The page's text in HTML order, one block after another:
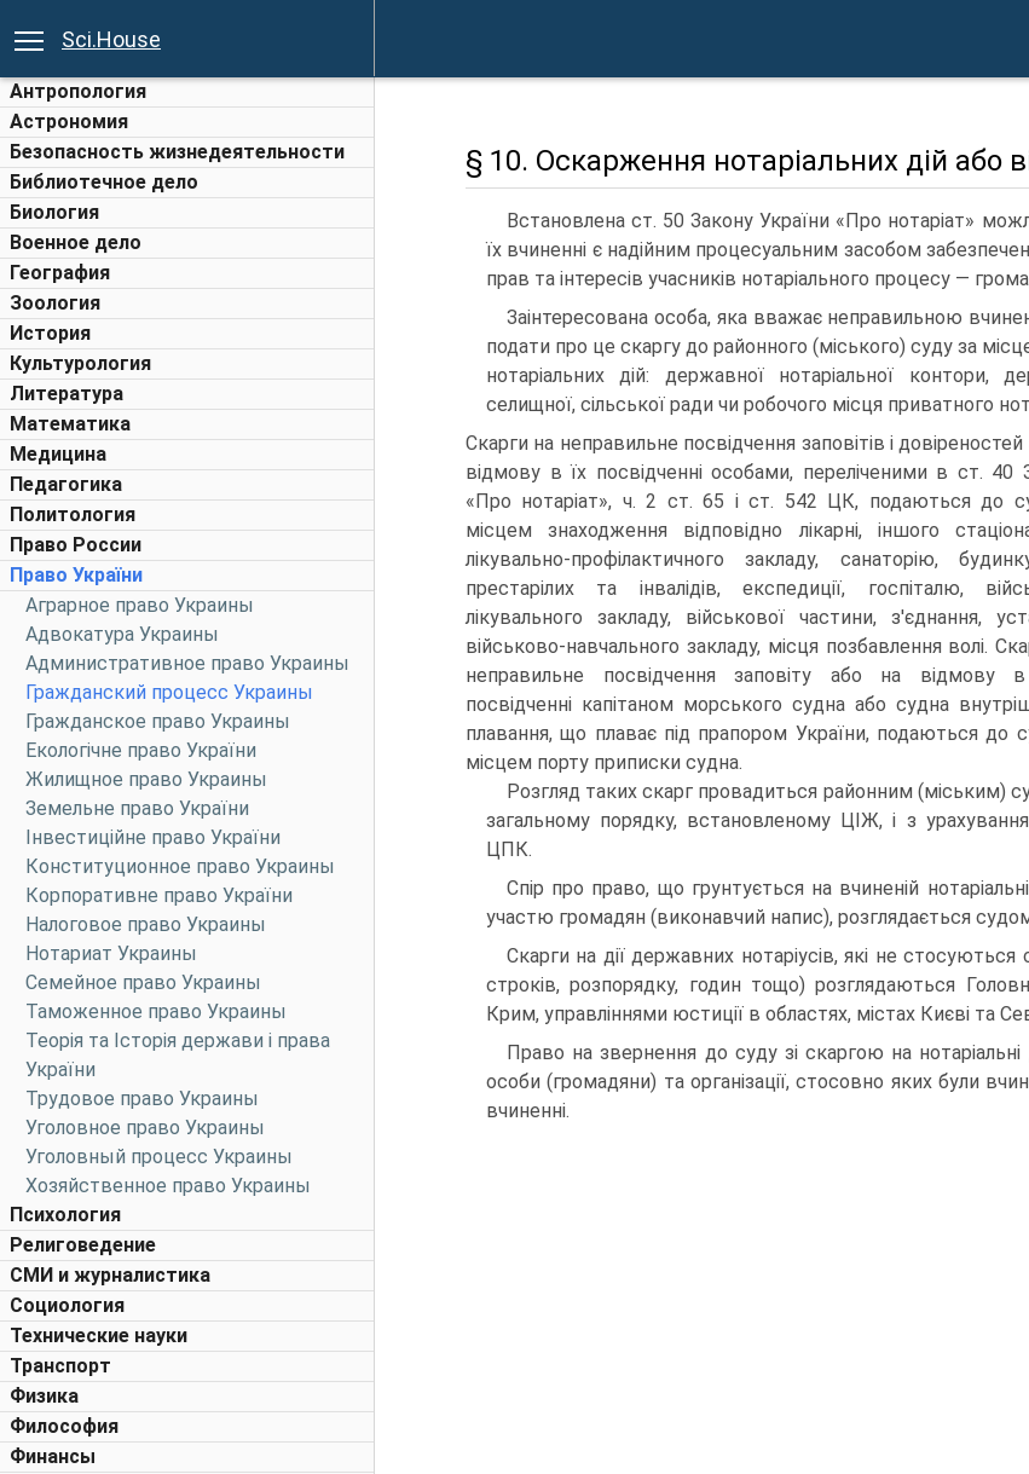
Sci.House
Антропология
Астрономия
Безопасность жизнедеятельности
Библиотечное дело
Биология
Военное дело
География
Зоология
История
Культурология
Литература
Математика
Медицина
Педагогика
Политология
Право России
Право України
Аграрное право Украины
Адвокатура Украины
Административное право Украины
Гражданский процесс Украины
Гражданское право Украины
Екологічне право України
Жилищное право Украины
Земельне право України
Інвестиційне право України
Конституционное право Украины
Корпоративне право України
Налоговое право Украины
Нотариат Украины
Семейное право Украины
Таможенное право Украины
Теорія та Історія держави і права
України
Трудовое право Украины
Уголовное право Украины
Уголовный процесс Украины
Хозяйственное право Украины
Психология
Религоведение
СМИ и журналистика
Социология
Технические науки
Транспорт
Физика
Философия
Финансы
§ 10. Оскарження нотаріальних дій або
Встановлена ст. 50 Закону України «Про нотаріат»
їх вчиненні є надійним процесуальним засобом
прав та інтересів учасників нотаріального процесу —
Заінтересована особа, яка вважає неправильною
подати про це скаргу до районного (міського) суду за
нотаріальних дій: державної нотаріальної контори,
селищної, сільської ради чи робочого місця приватного
Скарги на неправильне посвідчення заповітів і
відмову в їх посвідченні особами, переліченими в ст. 40
«Про нотаріат», ч. 2 ст. 65 і ст. 542 ЦК, подаються до
місцем знаходження відповідно лікарні, іншого
лікувально-профілактичного закладу, санаторію,
престарілих та інвалідів, експедиції, госпіталю,
лікувального закладу, військової частини, з'єднання,
військово-навчального закладу, місця позбавлення волі.
неправильне посвідчення заповіту або на відмову
посвідченні капітаном морського судна або судна
плавання, що плаває під прапором України, подаються до
місцем порту приписки судна.
Розгляд таких скарг провадиться районним (міським)
загальному порядку, встановленому ЦІЖ, і з
ЦПК.
Спір про право, що грунтується на вчиненій
участю громадян (виконавчий напис), розглядається
Скарги на дії державних нотаріусів, які не
строків, розпорядку, годин тощо) розглядаються
Крим, управліннями юстиції в областях, містах Києві та
Право на звернення до суду зі скаргою на
особи (громадяни) та організації, стосовно яких були
вчиненні.